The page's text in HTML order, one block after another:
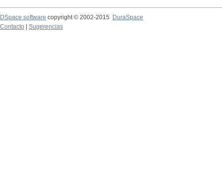
DSpace software copyright © 2002-2015
DuraSpace
Contacto
Sugerencias